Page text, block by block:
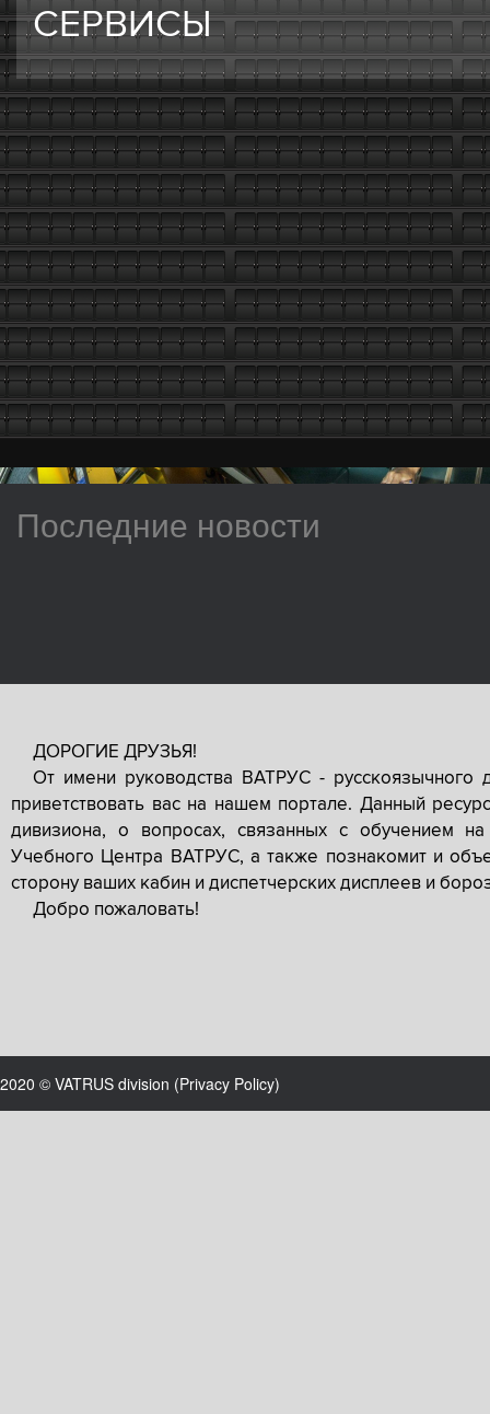
СЕРВИСЫ
Последние новости
ДОРОГИЕ ДРУЗЬЯ!
От имени руководства ВАТРУС -
приветствовать вас на нашем портале. Данный
дивизиона, о вопросах, связанных с обучением
Учебного Центра ВАТРУС, а также познакомит и
сторону ваших кабин и диспетчерских дисплеев и
Добро пожаловать!
2020 © VATRUS division (Privacy Policy)